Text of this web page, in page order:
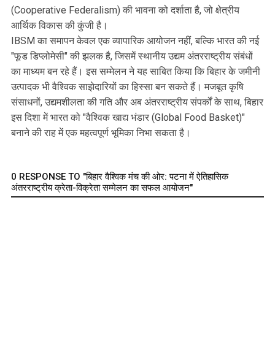
(Cooperative Federalism) की भावना को दर्शाता है, जो क्षेत्रीय
आर्थिक विकास की कुंजी है।
IBSM का समापन केवल एक व्यापारिक आयोजन नहीं, बल्कि भारत की नई
"फूड डिप्लोमेसी" की झलक है, जिसमें स्थानीय उद्यम अंतरराष्ट्रीय संबंधों
का माध्यम बन रहे हैं। इस सम्मेलन ने यह साबित किया कि बिहार के जमीनी
उत्पादक भी वैश्विक साझेदारियों का हिस्सा बन सकते हैं। मजबूत कृषि
संसाधनों, उद्यमशीलता की गति और अब अंतरराष्ट्रीय संपर्कों के साथ, बिहार
इस दिशा में भारत को "वैश्विक खाद्य भंडार (Global Food Basket)"
बनाने की राह में एक महत्वपूर्ण भूमिका निभा सकता है।
0 RESPONSE TO "बिहार वैश्विक मंच की ओर: पटना में ऐतिहासिक
अंतरराष्ट्रीय क्रेता-विक्रेता सम्मेलन का सफल आयोजन"